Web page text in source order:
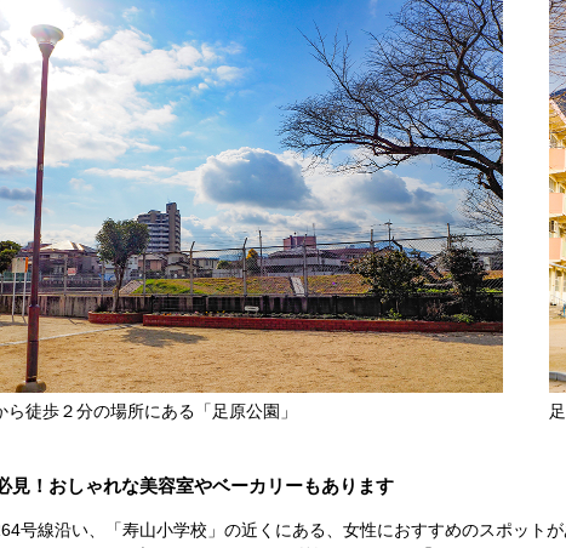
ら徒歩２分の場所にある「足原公園」
見！おしゃれな美容室やベーカリーもあります
号線沿い、「寿山小学校」の近くにある、女性におすすめのスポットが